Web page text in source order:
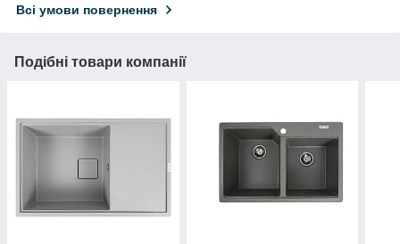
Всі умови повернення
Подібні товари компанії